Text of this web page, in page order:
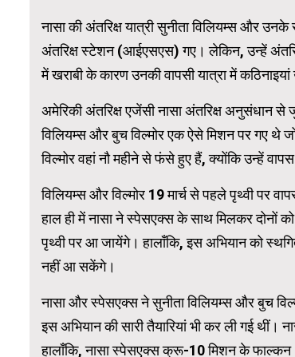
नासा की अंतरिक्ष यात्री सुनीता विलियम्स और उनके
अंतरिक्ष स्टेशन (आईएसएस) गए। लेकिन, उन्हें
में खराबी के कारण उनकी वापसी यात्रा में
अमेरिकी अंतरिक्ष एजेंसी नासा अंतरिक्ष अनुसंधान
विलियम्स और बुच विल्मोर एक ऐसे मिशन पर गए थे
विल्मोर वहां नौ महीने से फंसे हुए हैं, क्योंकि उन्हें
विलियम्स और विल्मोर 19 मार्च से पहले पृथ्वी पर
हाल ही में नासा ने स्पेसएक्स के साथ मिलकर दोनों
पृथ्वी पर आ जायेंगे। हालाँकि, इस अभियान को
नहीं आ सकेंगे।
नासा और स्पेसएक्स ने सुनीता विलियम्स और बुच
इस अभियान की सारी तैयारियां भी कर ली गई थीं।
हालाँकि, नासा स्पेसएक्स क्रू-10 मिशन के फाल्कन
WordPress Carousel Trial Version